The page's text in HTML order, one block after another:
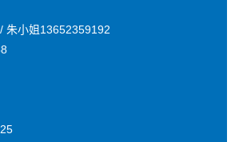
朱小姐13652359192